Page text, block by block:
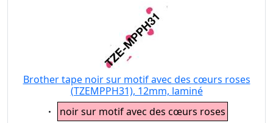
Brother tape noir sur motif avec des cœurs roses
(TZEMPPH31), 12mm, laminé
Eigenschaft:
noir sur motif avec des cœurs roses